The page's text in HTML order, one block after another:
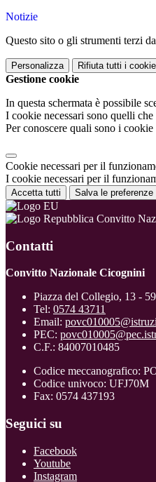
Notizie
Questo sito o gli strumenti terzi
Personalizza Rifiuta tutti i
Gestione cookie
In questa schermata è possibile
I cookie necessari sono quelli
Per conoscere quali sono i
Cookie necessari per il
I cookie necessari per il
Accetta tutti Salva le preferenze
Convitto
Contatti
Convitto Nazionale Cicognini
Piazza del Collegio, 13 -
Tel: 0574 43711
Email:
PEC:
C.F.: 84007010485
Codice meccanografico:
Codice univoco: UFJ70M
Fax: 0574 437193
Seguici su
Facebook
Youtube
Instagram